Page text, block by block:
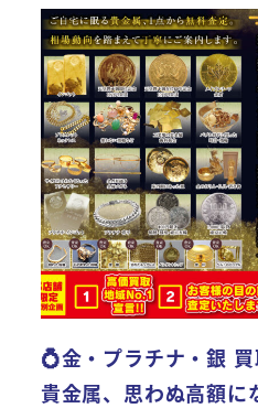
💍金・プラチナ・銀
貴金属、思わぬ高額